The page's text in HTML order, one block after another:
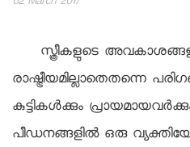
സ്ത്രീകളുടെ
രാഷ്ട്രീയമില്ലാതെതന്നെ
കുട്ടികള്‍ക്കും
പീഡനങ്ങളില്‍ ഒരു